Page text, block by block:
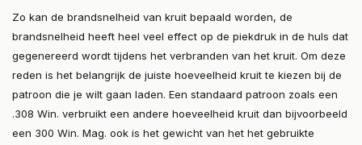
Zo kan de brandsnelheid van kruit bepaald worden, de
brandsnelheid heeft heel veel effect op de piekdruk in de huls dat
gegenereerd wordt tijdens het verbranden van het kruit. Om deze
reden is het belangrijk de juiste hoeveelheid kruit te kiezen bij de
patroon die je wilt gaan laden. Een standaard patroon zoals een
.308 Win. verbruikt een andere hoeveelheid kruit dan bijvoorbeeld
een 300 Win. Mag. ook is het gewicht van het het gebruikte